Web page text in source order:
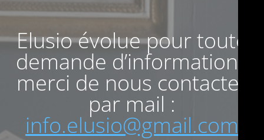
Elusio évolue pour toute
demande d’informations
merci de nous contacter
par mail :
info.elusio@gmail.com